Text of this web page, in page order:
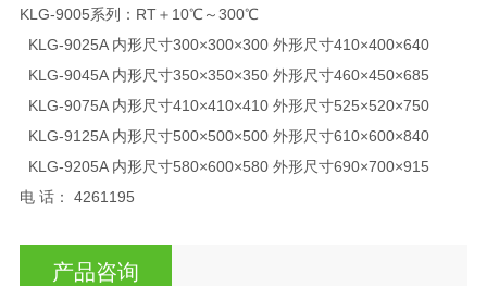
KLG-9005系列：RT＋10℃～300℃
KLG-9025A 内形尺寸300×300×300 外形尺寸410×400×640
KLG-9045A 内形尺寸350×350×350 外形尺寸460×450×685
KLG-9075A 内形尺寸410×410×410 外形尺寸525×520×750
KLG-9125A 内形尺寸500×500×500 外形尺寸610×600×840
KLG-9205A 内形尺寸580×600×580 外形尺寸690×700×915
电 话： 4261195
产品咨询